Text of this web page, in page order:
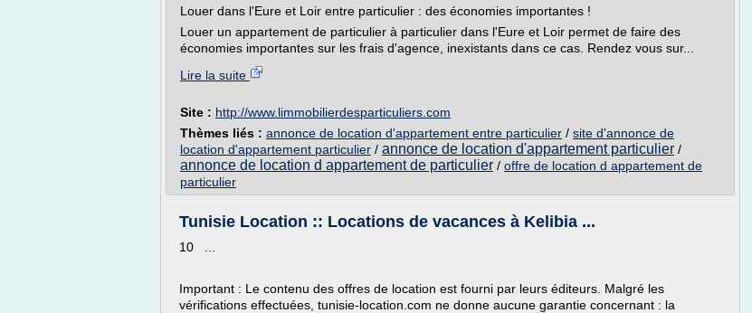
Louer dans l'Eure et Loir entre particulier : des économies importantes !
Louer un appartement de particulier à particulier dans l'Eure et Loir permet de faire des
économies importantes sur les frais d'agence, inexistants dans ce cas. Rendez vous sur...
Lire la suite
Site : http://www.limmobilierdesparticuliers.com
Thèmes liés : annonce de location d'appartement entre particulier / site d'annonce de
location d'appartement particulier / annonce de location d'appartement particulier /
annonce de location d appartement de particulier / offre de location d appartement de
particulier
Tunisie Location :: Locations de vacances à Kelibia ...
10 ...
Important : Le contenu des offres de location est fourni par leurs éditeurs. Malgré les
vérifications effectuées, tunisie-location.com ne donne aucune garantie concernant : la